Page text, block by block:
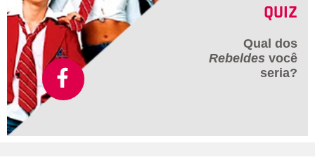
QUIZ
Qual dos
Rebeldes você
seria?